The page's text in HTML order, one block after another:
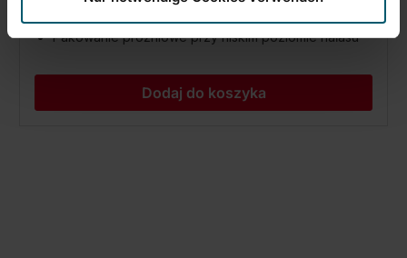
Pompa próżniowa M-Power (4 l/min)
Pakowanie próżniowe przy niskim poziomie hałasu
Dodaj do koszyka